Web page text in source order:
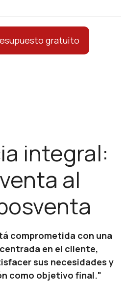
gratuito
integral:
al
comprometida con una
en el cliente,
sus necesidades y
como objetivo final."